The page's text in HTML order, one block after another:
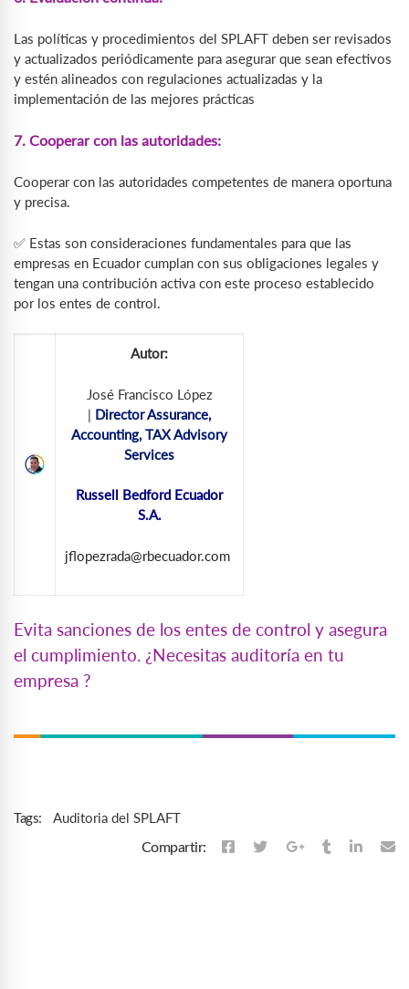
Las políticas y procedimientos del SPLAFT deben ser revisados
y actualizados periódicamente para asegurar que sean efectivos
y estén alineados con regulaciones actualizadas y la
implementación de las mejores prácticas
7. Cooperar con las autoridades:
Cooperar con las autoridades competentes de manera oportuna
y precisa.
✅ Estas son consideraciones fundamentales para que las
empresas en Ecuador cumplan con sus obligaciones legales y
tengan una contribución activa con este proceso establecido
por los entes de control.
Autor:
José Francisco López
| Director Assurance,
Accounting, TAX Advisory
Services
Russell Bedford Ecuador
S.A.
jflopezrada@rbecuador.com
Evita sanciones de los entes de control y asegura
el cumplimiento. ¿Necesitas auditoría en tu
empresa ?
Tags: Auditoria del SPLAFT
Compartir: